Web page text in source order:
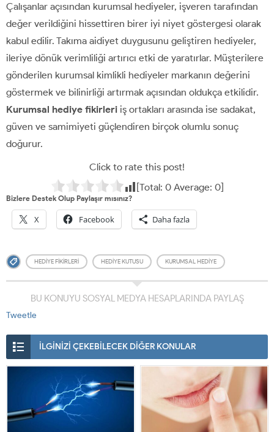
Çalışanlar açısından kurumsal hediyeler, işveren tarafından
değer verildiğini hissettiren birer iyi niyet göstergesi olarak
kabul edilir. Takıma aidiyet duygusunu geliştiren hediyeler,
ileriye dönük verimliliği artırıcı etki de yaratırlar. Müşterilere
gönderilen kurumsal kimlikli hediyeler markanın değerini
göstermek ve bilinirliği artırmak açısından oldukça etkilidir.
Kurumsal hediye fikirleri iş ortakları arasında ise sadakat,
güven ve samimiyeti güçlendiren birçok olumlu sonuç
doğurur.
Click to rate this post!
[Total: 0Average: 0]
Bizlere Destek Olup Paylaşır mısınız?
X Facebook Daha fazla
HEDIYE FIKIRLERI HEDIYE KUTUSU KURUMSAL HEDIYE
BU KONUYU SOSYAL MEDYA HESAPLARINDA PAYLAŞ
Tweetle
İLGİNİZİ ÇEKEBİLECEK DİĞER KONULAR